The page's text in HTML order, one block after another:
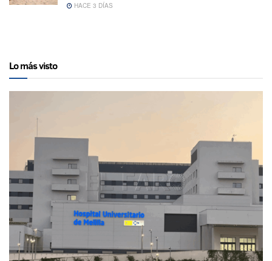
HACE 3 DÍAS
Lo más visto